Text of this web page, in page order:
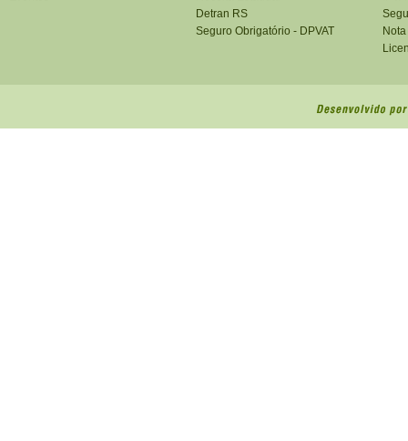
Detran RS
Seguro Obrigatório - DPVAT